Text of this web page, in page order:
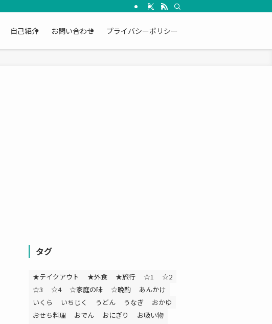
自己紹介 お問い合わせ プライバシーポリシー
タグ
★テイクアウト ★外食 ★旅行 ☆1
☆2
☆3
☆4 ☆家庭の味 ☆晩酌
あんかけ
いくら
いちじく うどん うなぎ
おかゆ
おせち料理
おでん おにぎり
お吸い物